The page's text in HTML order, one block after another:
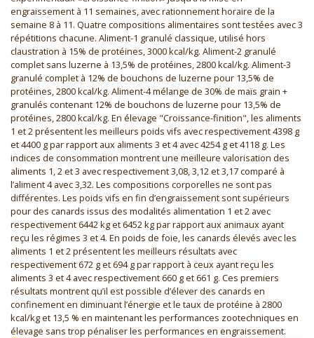
engraissement à 11 semaines, avec rationnement horaire de la
semaine 8 à 11. Quatre compositions alimentaires sont testées avec 3
répétitions chacune. Aliment-1 granulé classique, utilisé hors
claustration à 15% de protéines, 3000 kcal/kg. Aliment-2 granulé
complet sans luzerne à 13,5% de protéines, 2800 kcal/kg. Aliment-3
granulé complet à 12% de bouchons de luzerne pour 13,5% de
protéines, 2800 kcal/kg. Aliment-4 mélange de 30% de maïs grain +
granulés contenant 12% de bouchons de luzerne pour 13,5% de
protéines, 2800 kcal/kg. En élevage "Croissance-finition", les aliments
1 et 2 présentent les meilleurs poids vifs avec respectivement 4398 g
et 4400 g par rapport aux aliments 3 et 4 avec 4254 g et 4118 g. Les
indices de consommation montrent une meilleure valorisation des
aliments 1, 2 et 3 avec respectivement 3,08, 3,12 et 3,17 comparé à
l’aliment 4 avec 3,32. Les compositions corporelles ne sont pas
différentes. Les poids vifs en fin d’engraissement sont supérieurs
pour des canards issus des modalités alimentation 1 et 2 avec
respectivement 6442 kg et 6452 kg par rapport aux animaux ayant
reçu les régimes 3 et 4. En poids de foie, les canards élevés avec les
aliments 1 et 2 présentent les meilleurs résultats avec
respectivement 672 g et 694 g par rapport à ceux ayant reçu les
aliments 3 et 4 avec respectivement 660 g et 661 g. Ces premiers
résultats montrent qu’il est possible d’élever des canards en
confinement en diminuant l’énergie et le taux de protéine à 2800
kcal/kg et 13,5 % en maintenant les performances zootechniques en
élevage sans trop pénaliser les performances en engraissement.